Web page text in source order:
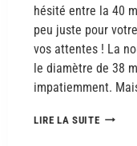
hésité entre la 40
peu juste pour
vos attentes ! La
le diamètre de 38
impatiemment.
LIRE LA SUITE